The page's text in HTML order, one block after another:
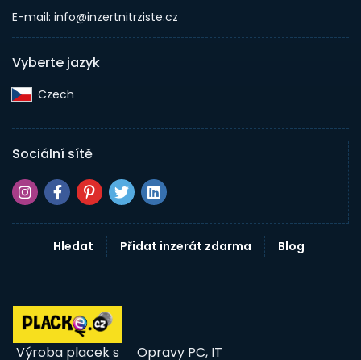
E-mail: info@inzertnitrziste.cz
Vyberte jazyk
Czech‎
Sociální sítě
Hledat Přidat inzerát zdarma Blog
Výroba placek s
Opravy PC, IT